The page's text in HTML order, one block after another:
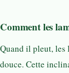
Comment les
Quand il pleut, les
douce. Cette